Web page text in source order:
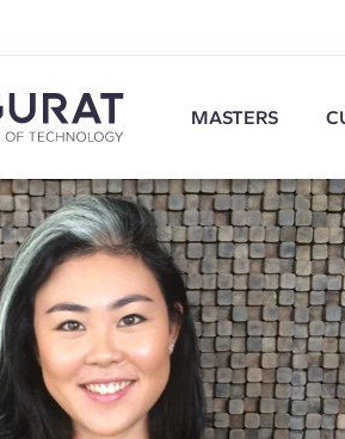
MASTERS